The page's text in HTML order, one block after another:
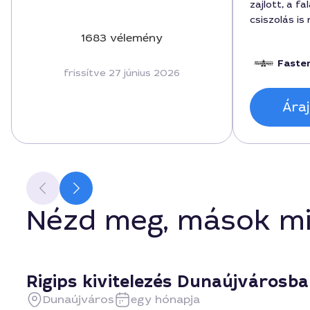
1683 vélemény
frissítve 27 június 2026
zajlott, a
csiszolás is
is vállalta.
folyamat
Nézd meg, mások
Rigips kivitelezés
Dunaújváros
egy hónapja